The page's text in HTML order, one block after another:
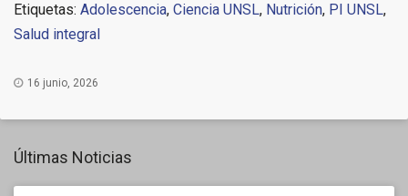
Etiquetas: Adolescencia, Ciencia UNSL, Nutrición, PI UNSL,
Salud integral
16 junio, 2026
Últimas Noticias